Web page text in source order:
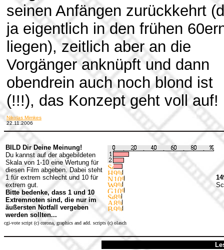
seinen Anfängen zurückkehrt
ja eigentlich in den frühen
liegen), zeitlich aber an die
Vorgänger anknüpft und dann
obendrein auch noch blond ist
(!!!), das Konzept geht voll auf!
Nikolas Mimkes
22.11.2006
BILD Dir Deine Meinung!
Du kannst auf der abgebildeten
Skala von 1-10 eine Wertung für
diesen Film abgeben. Dabei steht
1 für extrem schlecht und 10 für
extrem gut.
Bitte bedenke, dass 1 und 10
Extremnoten sind, die nur im
äußersten Notfall vergeben
werden sollten...
cgi-vote script (c) corona, graphics and add. scripts (c) olasch